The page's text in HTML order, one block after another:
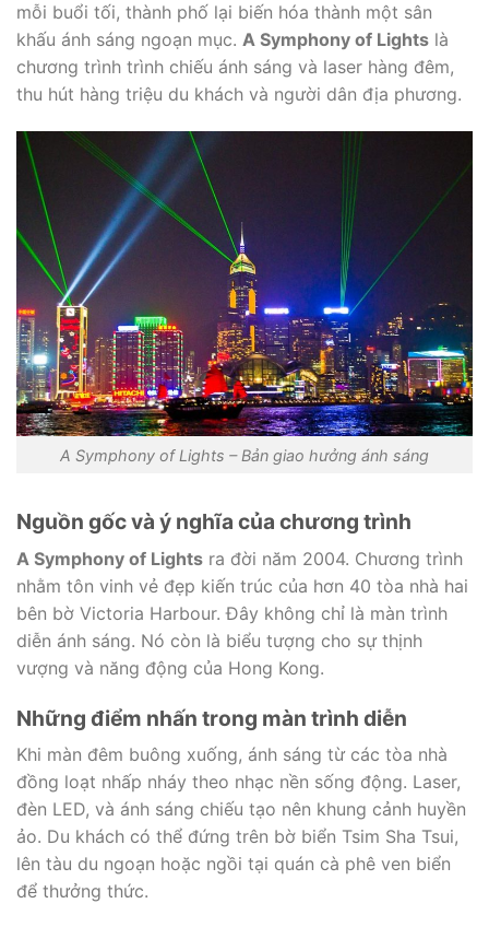
mỗi buổi tối, thành phố lại biến hóa thành một sân
khấu ánh sáng ngoạn mục. A Symphony of Lights là
chương trình trình chiếu ánh sáng và laser hàng đêm,
thu hút hàng triệu du khách và người dân địa phương.
A Symphony of Lights – Bản giao hưởng ánh sáng
Nguồn gốc và ý nghĩa của chương trình
A Symphony of Lights ra đời năm 2004. Chương trình
nhằm tôn vinh vẻ đẹp kiến trúc của hơn 40 tòa nhà hai
bên bờ Victoria Harbour. Đây không chỉ là màn trình
diễn ánh sáng. Nó còn là biểu tượng cho sự thịnh
vượng và năng động của Hong Kong.
Những điểm nhấn trong màn trình diễn
Khi màn đêm buông xuống, ánh sáng từ các tòa nhà
đồng loạt nhấp nháy theo nhạc nền sống động. Laser,
đèn LED, và ánh sáng chiếu tạo nên khung cảnh huyền
ảo. Du khách có thể đứng trên bờ biển Tsim Sha Tsui,
lên tàu du ngoạn hoặc ngồi tại quán cà phê ven biển
để thưởng thức.